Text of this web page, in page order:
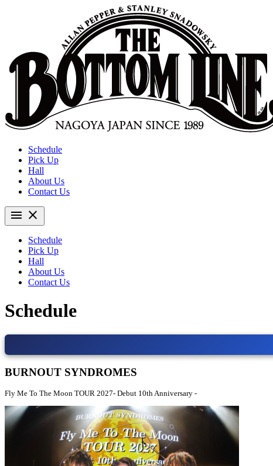
Schedule
Pick Up
Hall
About Us
Contact Us
menu close
Schedule
Pick Up
Hall
About Us
Contact Us
Schedule
BURNOUT SYNDROMES
Fly Me To The Moon TOUR 2027- Debut 10th Anniversary -